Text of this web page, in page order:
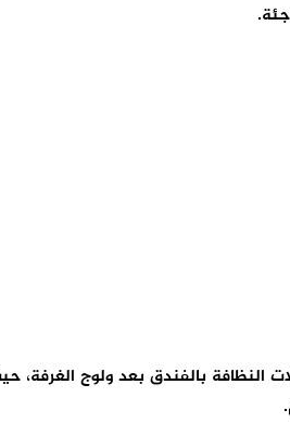
النظافة بالفندق بعد ولوج الغرفة،